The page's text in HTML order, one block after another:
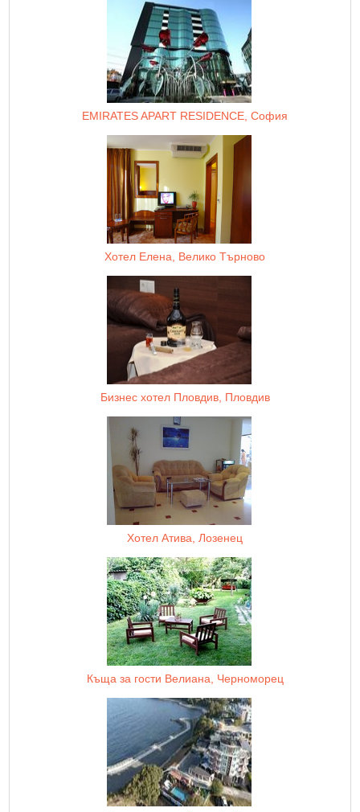
EMIRATES APART RESIDENCE, София
Хотел Елена, Велико Търново
Бизнес хотел Пловдив, Пловдив
Хотел Атива, Лозенец
Къща за гости Велиана, Черноморец